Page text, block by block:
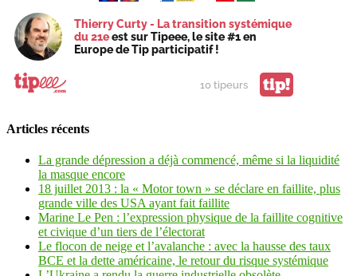
Thierry Curty - La transition systémique
du 21eest sur Tipeee, le site #1 en
Europe de Tip participatif !
10 tipeurs tip!
Articles récents
La grande dépression a déjà commencé, même si la liquidité
la masque encore
18 juillet 2013 : la « Motor town » se déclare en faillite, plus
grande ville des USA ayant fait faillite
Marine Le Pen : l’expression physique de la faillite cognitive
et civique d’un tiers de l’électorat
Le flocon de neige et l’avalanche : avec la hausse des taux
BCE et la dette américaine, le retour du risque systémique